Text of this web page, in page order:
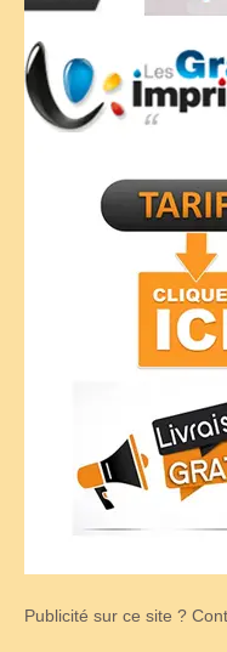
Publicité sur ce site ?